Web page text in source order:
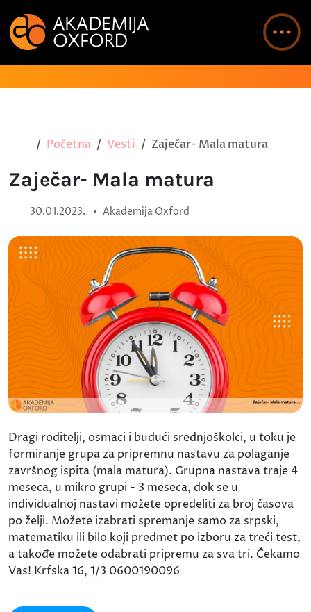
Početna Vesti Zaječar- Mala matura
Zaječar- Mala matura
30.01.2023. • Akademija Oxford
Dragi roditelji, osmaci i budući srednjoškolci, u toku je
formiranje grupa za pripremnu nastavu za polaganje
završnog ispita (mala matura). Grupna nastava traje 4
meseca, u mikro grupi - 3 meseca, dok se u
individualnoj nastavi možete opredeliti za broj časova
po želji. Možete izabrati spremanje samo za srpski,
matematiku ili bilo koji predmet po izboru za treći test,
a takođe možete odabrati pripremu za sva tri. Čekamo
Vas! Krfska 16, 1/3 0600190096